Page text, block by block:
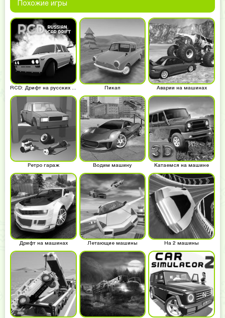
Похожие игры
Пикап Аварии на машинах
Ретро гараж Водим машину Катаемся на машине
Дрифт на машинах Летающие машины На 2 машины